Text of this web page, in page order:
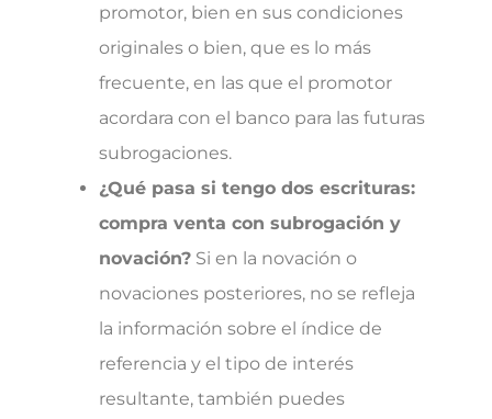
promotor, bien en sus condiciones
originales o bien, que es lo más
frecuente, en las que el promotor
acordara con el banco para las futuras
subrogaciones.
¿Qué pasa si tengo dos escrituras:
compra venta con subrogación y
novación? Si en la novación o
novaciones posteriores, no se refleja
la información sobre el índice de
referencia y el tipo de interés
resultante, también puedes